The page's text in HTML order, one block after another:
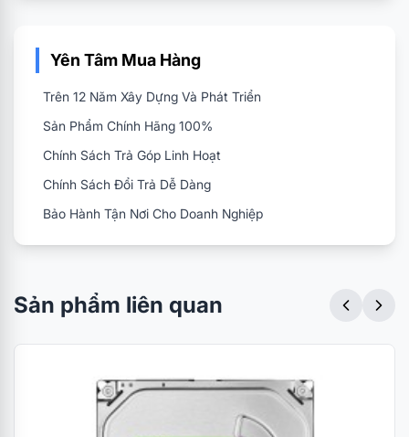
Yên Tâm Mua Hàng
Trên 12 Năm Xây Dựng Và Phát Triển
Sản Phẩm Chính Hãng 100%
Chính Sách Trả Góp Linh Hoạt
Chính Sách Đổi Trả Dễ Dàng
Bảo Hành Tận Nơi Cho Doanh Nghiệp
Sản phẩm liên quan